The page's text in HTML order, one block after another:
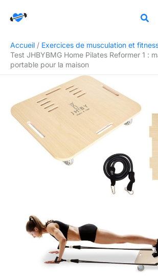
Accueil
Exercices de musculation et
Test JHBYBMG Home Pilates Reformer 1 :
portable pour la maison